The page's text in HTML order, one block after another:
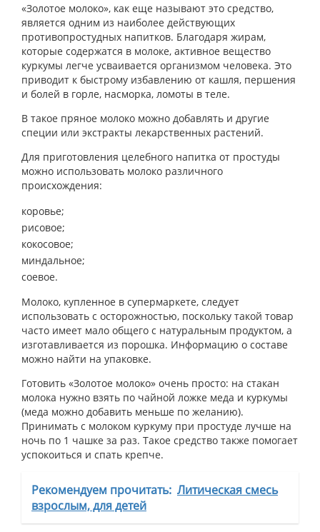
«Золотое молоко», как еще называют это средство,
является одним из наиболее действующих
противопростудных напитков. Благодаря жирам,
которые содержатся в молоке, активное вещество
куркумы легче усваивается организмом человека. Это
приводит к быстрому избавлению от кашля, першения
и болей в горле, насморка, ломоты в теле.
В такое пряное молоко можно добавлять и другие
специи или экстракты лекарственных растений.
Для приготовления целебного напитка от простуды
можно использовать молоко различного
происхождения:
коровье;
рисовое;
кокосовое;
миндальное;
соевое.
Молоко, купленное в супермаркете, следует
использовать с осторожностью, поскольку такой товар
часто имеет мало общего с натуральным продуктом, а
изготавливается из порошка. Информацию о составе
можно найти на упаковке.
Готовить «Золотое молоко» очень просто: на стакан
молока нужно взять по чайной ложке меда и куркумы
(меда можно добавить меньше по желанию).
Принимать с молоком куркуму при простуде лучше на
ночь по 1 чашке за раз. Такое средство также помогает
успокоиться и спать крепче.
Рекомендуем прочитать: Литическая смесь
взрослым, для детей